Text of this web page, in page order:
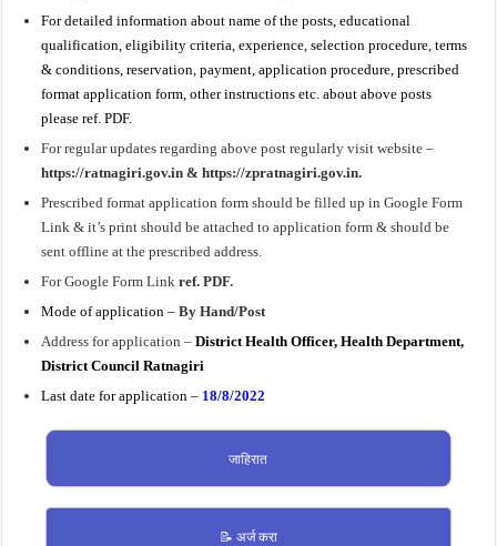
For detailed information about name of the posts, educational
qualification, eligibility criteria, experience, selection procedure, terms
& conditions, reservation, payment, application procedure, prescribed
format application form, other instructions etc. about above posts
please ref. PDF.
For regular updates regarding above post regularly visit website –
https://ratnagiri.gov.in & https://zpratnagiri.gov.in.
Prescribed format application form should be filled up in Google Form
Link & it’s print should be attached to application form & should be
sent offline at the prescribed address.
For Google Form Linkref. PDF.
Mode of application –By Hand/Post
Address for application – District Health Officer, Health Department,
District Council Ratnagiri
Last date for application – 18/8/2022
जाहिरात
📝 अर्ज करा